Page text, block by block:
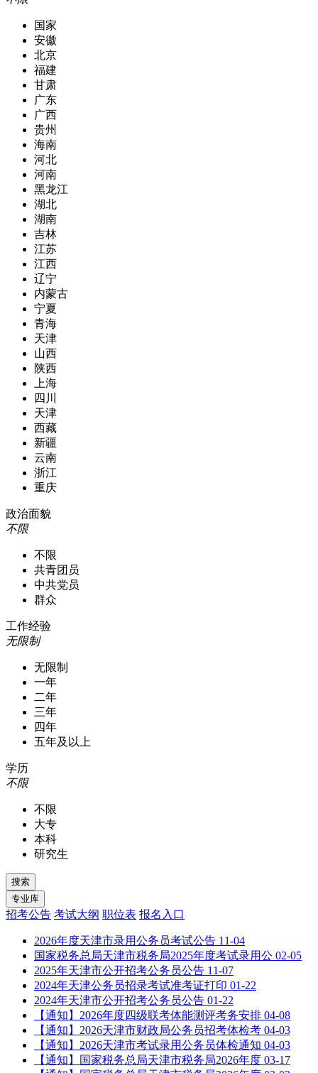
国家
安徽
北京
福建
甘肃
广东
广西
贵州
海南
河北
河南
黑龙江
湖北
湖南
吉林
江苏
江西
辽宁
内蒙古
宁夏
青海
天津
山西
陕西
上海
四川
天津
西藏
新疆
云南
浙江
重庆
政治面貌
不限
不限
共青团员
中共党员
群众
工作经验
无限制
无限制
一年
二年
三年
四年
五年及以上
学历
不限
不限
大专
本科
研究生
招考公告 考试大纲 职位表 报名入口
2026年度天津市录用公务员考试公告 11-04
国家税务总局天津市税务局2025年度考试录用公 02-05
2025年天津市公开招考公务员公告 11-07
2024年天津公务员招录考试准考证打印 01-22
2024年天津市公开招考公务员公告 01-22
【通知】2026年度四级联考体能测评考务安排 04-08
【通知】2026天津市财政局公务员招考体检考 04-03
【通知】2026天津市考试录用公务员体检通知 04-03
【通知】国家税务总局天津市税务局2026年度 03-17